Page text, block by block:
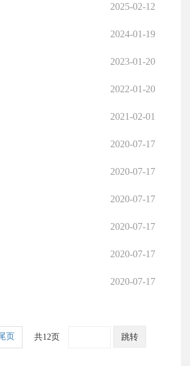
2025-02-12
2024-01-19
2023-01-20
2022-01-20
2021-02-01
2020-07-17
2020-07-17
2020-07-17
2020-07-17
2020-07-17
2020-07-17
页 共12页 跳转